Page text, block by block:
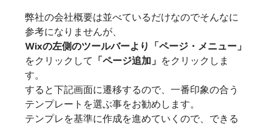
弊社の会社概要は並べているだけなのでそんなに
参考になりませんが、
Wixの左側のツールバーより「ページ・メニュー」
をクリックして 「ページ追加」 をクリックしま
す。
すると下記画面に遷移するので、一番印象の合う
テンプレートを選ぶ事をお勧めします。
テンプレを基準に作成を進めていくので、できる